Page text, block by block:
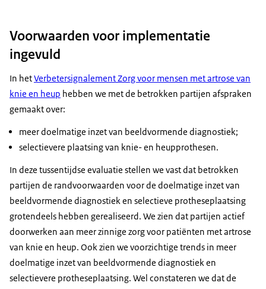
Voorwaarden voor implementatie
ingevuld
In hetVerbetersignalement Zorg voor mensen met artrose van
knie en heup hebben we met de betrokken partijen afspraken
gemaakt over:
meer doelmatige inzet van beeldvormende diagnostiek;
selectievere plaatsing van knie- en heupprothesen.
In deze tussentijdse evaluatie stellen we vast dat betrokken
partijen de randvoorwaarden voor de doelmatige inzet van
beeldvormende diagnostiek en selectieve protheseplaatsing
grotendeels hebben gerealiseerd. We zien dat partijen actief
doorwerken aan meer zinnige zorg voor patiënten met artrose
van knie en heup. Ook zien we voorzichtige trends in meer
doelmatige inzet van beeldvormende diagnostiek en
selectievere protheseplaatsing. Wel constateren we dat de